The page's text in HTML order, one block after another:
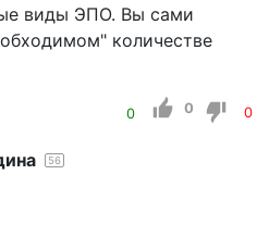
виды ЭПО. Вы сами
количестве
0 0 0
56